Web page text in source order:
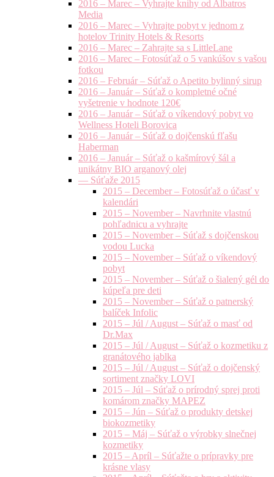
2016 – Marec – Vyhrajte knihy od Albatros
Media
2016 – Marec – Vyhrajte pobyt v jednom z
hotelov Trinity Hotels & Resorts
2016 – Marec – Zahrajte sa s LittleLane
2016 – Marec – Fotosúťaž o 5 vankúšov s vašou
fotkou
2016 – Február – Súťaž o Apetito bylinný sirup
2016 – Január – Súťaž o kompletné očné
vyšetrenie v hodnote 120€
2016 – Január – Súťaž o víkendový pobyt vo
Wellness Hoteli Borovica
2016 – Január – Súťaž o dojčenskú fľašu
Haberman
2016 – Január – Súťaž o kašmírový šál a
unikátny BIO arganový olej
— Súťaže 2015
2015 – December – Fotosúťaž o účasť v
kalendári
2015 – November – Navrhnite vlastnú
pohľadnicu a vyhrajte
2015 – November – Súťaž s dojčenskou
vodou Lucka
2015 – November – Súťaž o víkendový
pobyt
2015 – November – Súťaž o šialený gél do
kúpeľa pre deti
2015 – November – Súťaž o patnerský
balíček Infolic
2015 – Júl / August – Súťaž o masť od
Dr.Max
2015 – Júl / August – Súťaž o kozmetiku z
granátového jablka
2015 – Júl / August – Súťaž o dojčenský
sortiment značky LOVI
2015 – Júl – Súťaž o prírodný sprej proti
komárom značky MAPEZ
2015 – Jún – Súťaž o produkty detskej
biokozmetiky
2015 – Máj – Súťaž o výrobky slnečnej
kozmetiky
2015 – Apríl – Súťažte o prípravky pre
krásne vlasy